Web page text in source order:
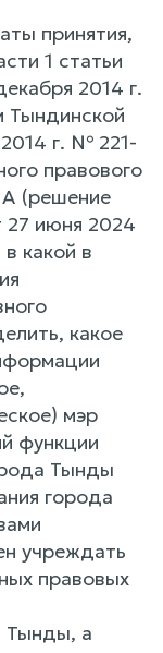
принятия,
1 статьи
2014 г.
г. № 221-
правового
(решение
июня 2024
какой в
какое
мэр
функции
Тынды
города
учреждать
правовых
Тынды, а